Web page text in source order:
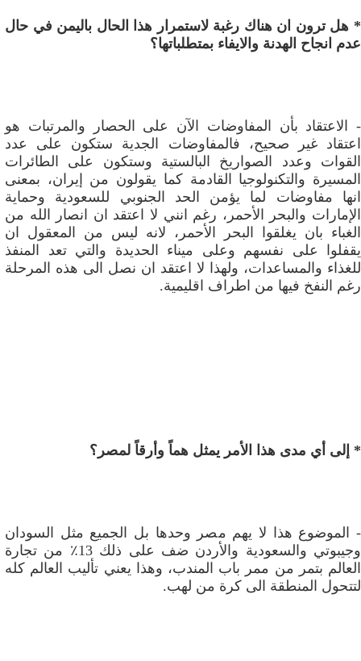
* هل ترون ان هناك رغبة لاستمرار هذا الحال باليمن في حال
عدم انجاح الهدنة والايفاء بمتطلباتها؟
- الاعتقاد بأن المفاوضات الآن على الحصار والمرتبات هو
اعتقاد غير صحيح، فالمفاوضات الجدية ستكون على عدد
القوات وعدد الصواريخ البالستية وستكون على الطائرات
المسيرة والتكنولوجيا القادمة كما يقولون من إيران، بمعنى
انها مفاوضات لما يؤمن الحد الجنوبي للسعودية وحماية
الإمارات والبحر الأحمر، رغم انني لا اعتقد ان انصار الله من
الغباء بان يغلقوا البحر الأحمر، لانه ليس من المعقول ان
يقفلوا على نفسهم وعلى ميناء الحديدة والتي تعد المنفذ
للغذاء والمساعدات، ولهذا لا اعتقد ان نصل الى هذه المرحلة
رغم النفخ فيها من اطراف اقليمية.
* إلى أي مدى هذا الأمر يمثل هماً وأرقاً لمصر؟
- الموضوع هذا لا يهم مصر وحدها بل الجميع مثل السودان
وجيبوتي والسعودية والأردن ضف على ذلك 13٪ من تجارة
العالم بتمر من ممر باب المندب، وهذا يعني تأليب العالم كله
لتتحول المنطقة الى كرة من لهب.